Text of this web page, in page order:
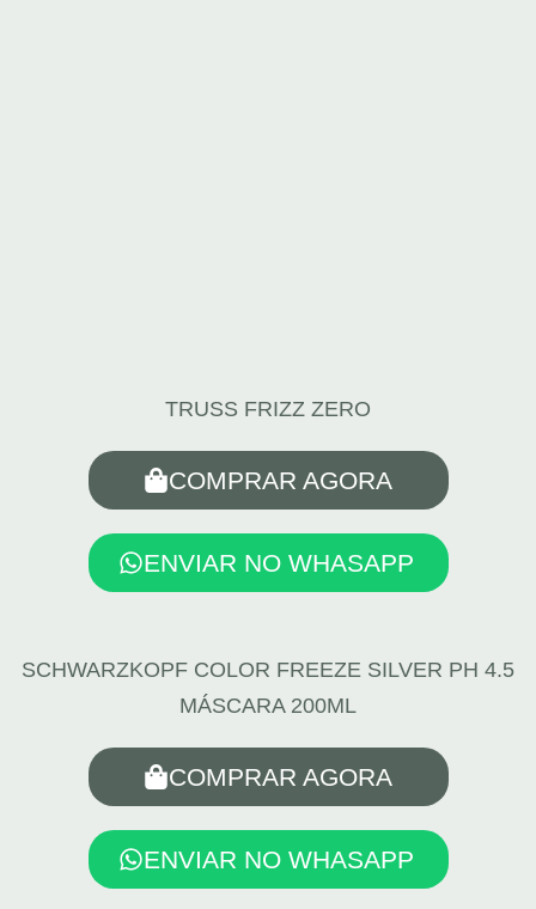
TRUSS FRIZZ ZERO
COMPRAR AGORA
ENVIAR NO WHASAPP
SCHWARZKOPF COLOR FREEZE SILVER PH 4.5
MÁSCARA 200ML
COMPRAR AGORA
ENVIAR NO WHASAPP